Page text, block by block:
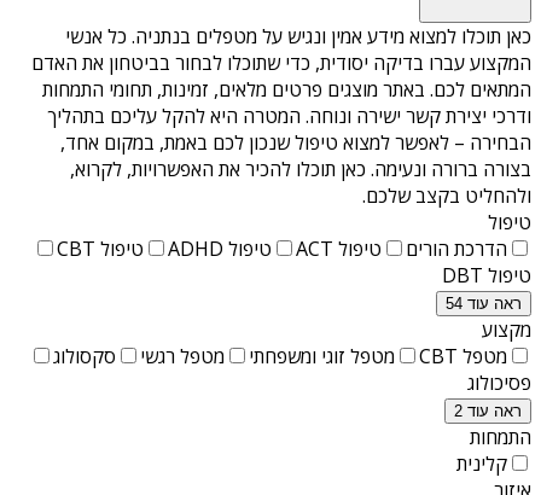
כאן תוכלו למצוא מידע אמין ונגיש על מטפלים בנתניה. כל אנשי
המקצוע עברו בדיקה יסודית, כדי שתוכלו לבחור בביטחון את האדם
המתאים לכם. באתר מוצגים פרטים מלאים, זמינות, תחומי התמחות
ודרכי יצירת קשר ישירה ונוחה. המטרה היא להקל עליכם בתהליך
הבחירה – לאפשר למצוא טיפול שנכון לכם באמת, במקום אחד,
בצורה ברורה ונעימה. כאן תוכלו להכיר את האפשרויות, לקרוא,
ולהחליט בקצב שלכם.
טיפול
הדרכת הורים
טיפול ACT טיפול ADHD
טיפול CBT
טיפול DBT
ראה עוד 54
מקצוע
מטפל CBT
מטפל זוגי ומשפחתי מטפל רגשי
סקסולוג
פסיכולוג
ראה עוד 2
התמחות
קלינית